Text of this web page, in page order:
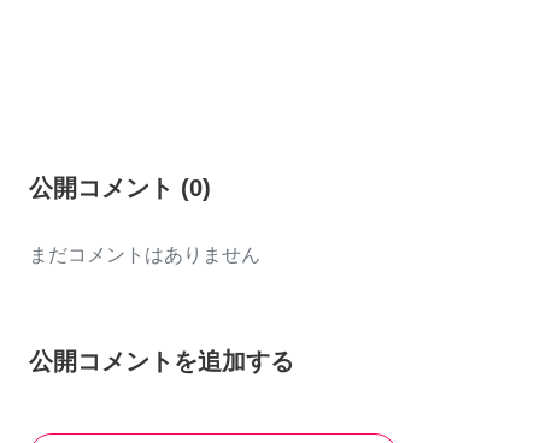
公開コメント (0)
まだコメントはありません
公開コメントを追加する